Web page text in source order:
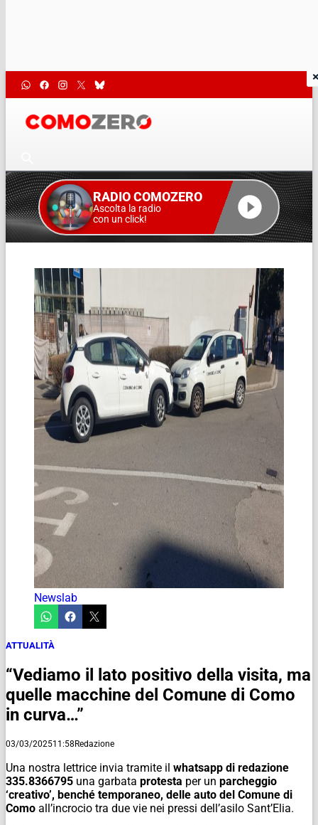
RADIO COMOZERO
Ascolta la radio
con un click!
Newslab
ATTUALITÀ
“Vediamo il lato positivo della visita, ma
quelle macchine del Comune di Como
in curva…”
03/03/202511:58Redazione
Una nostra lettrice invia tramite il whatsapp di redazione
335.8366795 una garbata protesta per un parcheggio
‘creativo’, benché temporaneo, delle auto del Comune di
Como all’incrocio tra due vie nei pressi dell’asilo Sant’Elia.